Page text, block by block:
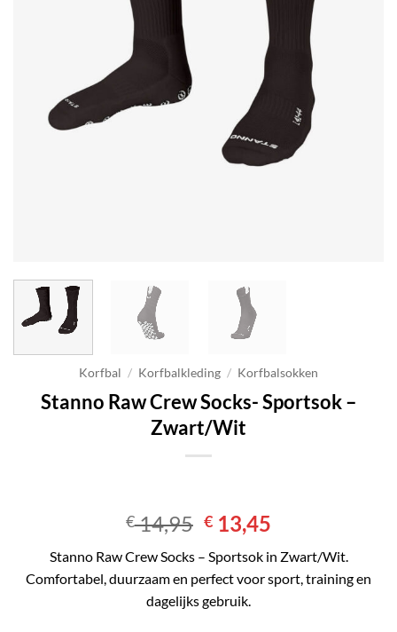
Korfbal / Korfbalkleding / Korfbalsokken
Stanno Raw Crew Socks- Sportsok –
Zwart/Wit
€14,95 Oorspronkelijke
prijs
was:
€ 14,95.
€ 13,45
is:
€ 13,45.
Stanno Raw Crew Socks – Sportsok in Zwart/Wit.
Comfortabel, duurzaam en perfect voor sport, training en
dagelijks gebruik.